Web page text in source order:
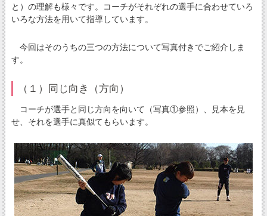
と）の理解も様々です。コーチがそれぞれの選手に合わせていろ
いろな方法を用いて指導しています。
今回はそのうちの三つの方法について写真付きでご紹介しま
す。
（１）同じ向き（方向）
コーチが選手と同じ方向を向いて（写真①参照）、見本を見
せ、それを選手に真似てもらいます。